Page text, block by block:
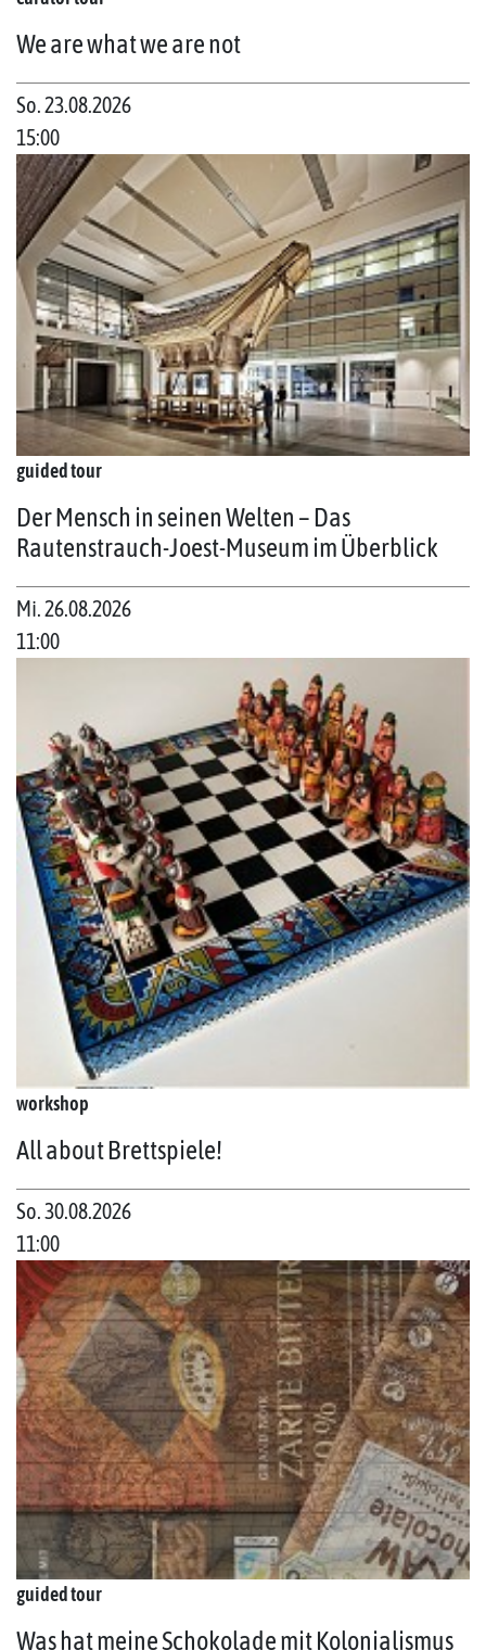
We are what we are not
So. 23.08.2026
15:00
guided tour
Der Mensch in seinen Welten – Das
Rautenstrauch-Joest-Museum im Überblick
Mi. 26.08.2026
11:00
workshop
All about Brettspiele!
So. 30.08.2026
11:00
guided tour
Was hat meine Schokolade mit Kolonialismus